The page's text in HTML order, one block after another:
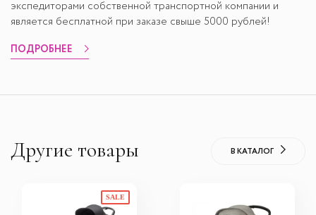
экспедиторами собственной транспортной компании и
является бесплатной при заказе свыше 5000 рублей!
ПОДРОБНЕЕ
Другие товары В КАТАЛОГ
SALE